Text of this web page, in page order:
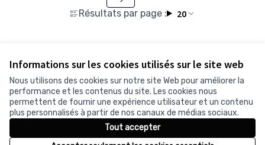
Informations sur les cookies utilisés sur le site web
Nous utilisons des cookies sur notre site Web pour améliorer la
performance et les contenus du site. Les cookies nous
permettent de fournir une expérience utilisateur et un contenu
plus personnalisés à partir de nos canaux de médias sociaux.
Tout accepter
Résultats par page : 20
Voir toutes les propositions retirées
Conditions d'utilisation
Paramètres des cookies